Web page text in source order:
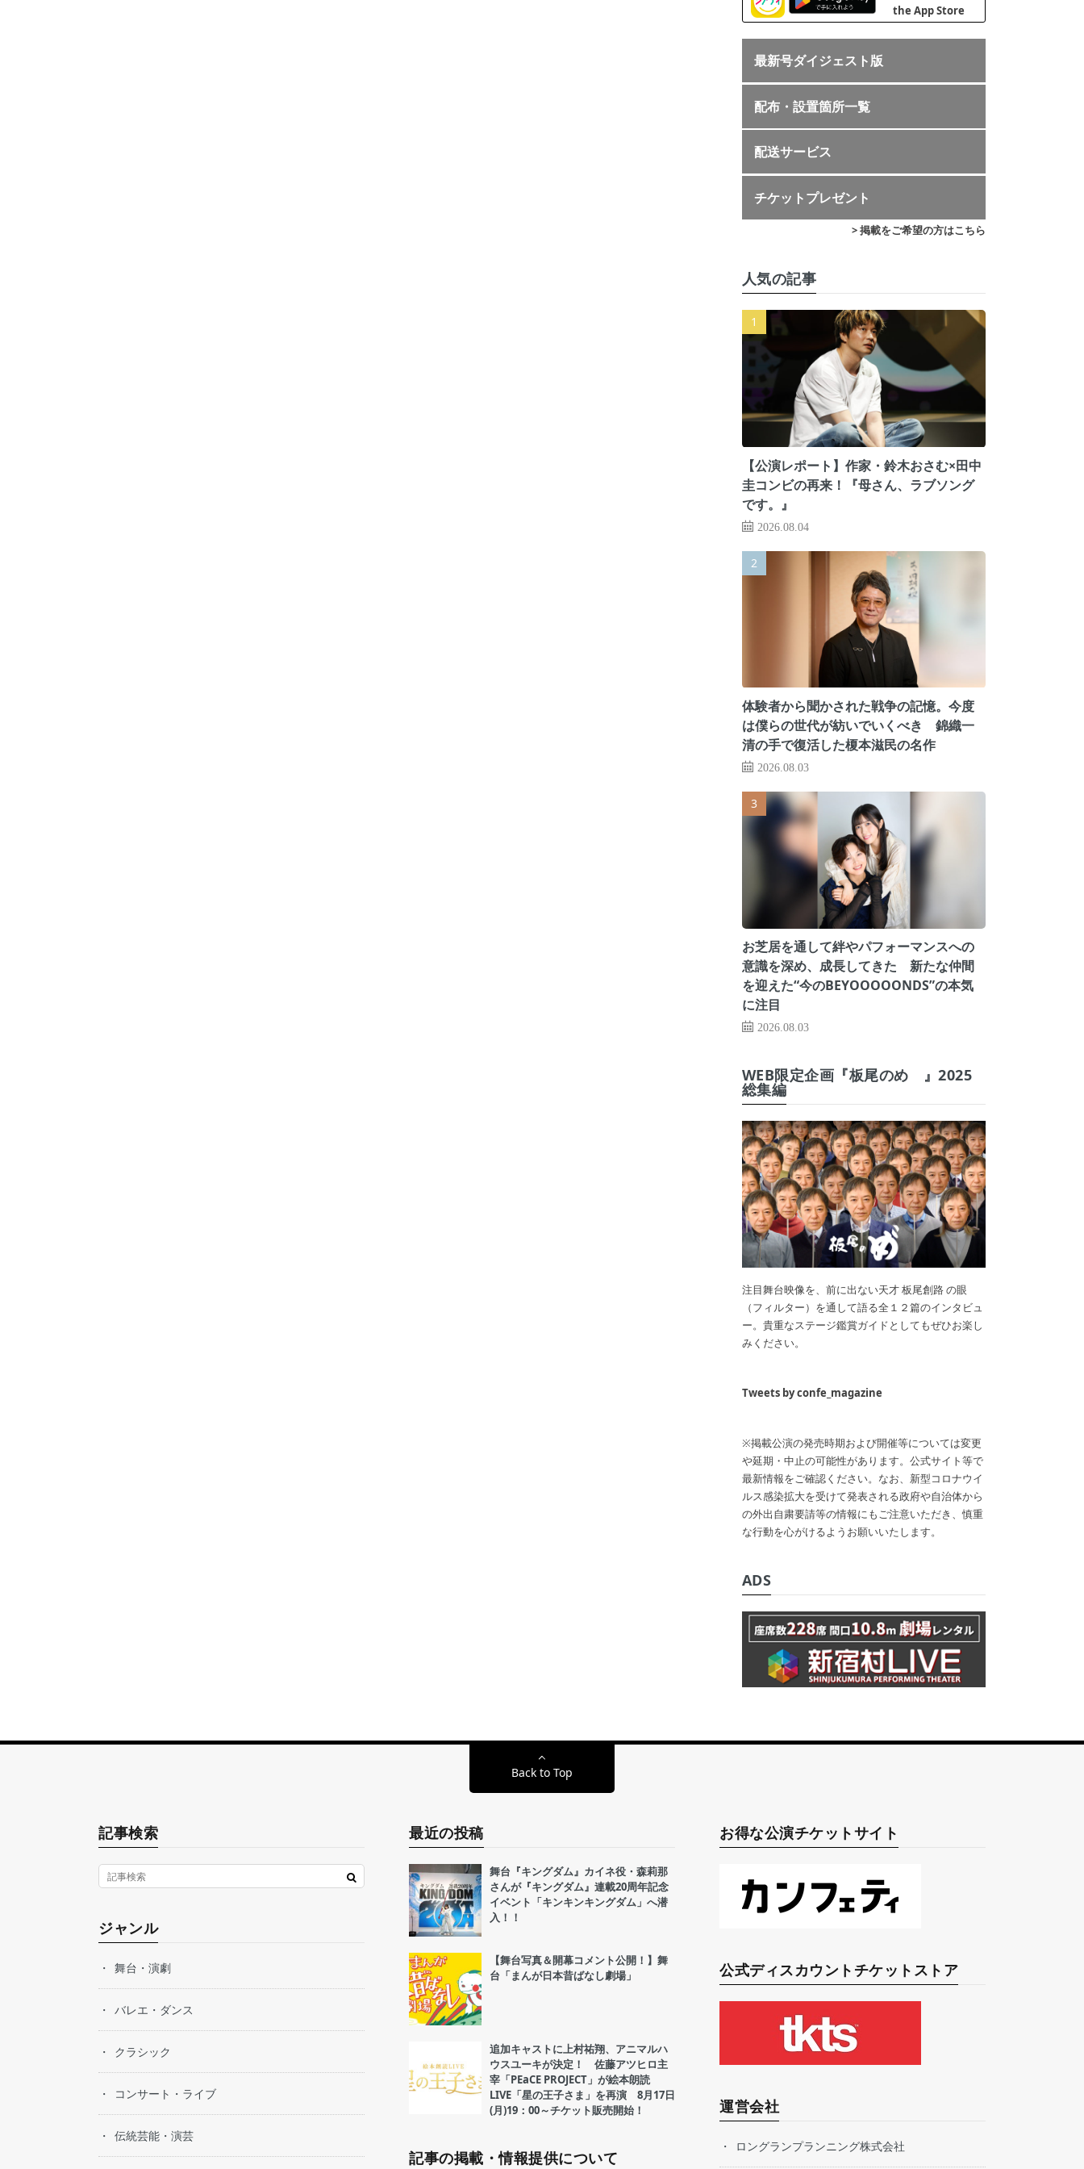
最新号ダイジェスト版
配布・設置箇所一覧
配送サービス
チケットプレゼント
> 掲載をご希望の方はこちら
人気の記事
【公演レポート】作家・鈴木おさむ×田中
圭コンビの再来！『母さん、ラブソング
です。』
2026.08.04
体験者から聞かされた戦争の記憶。今度
は僕らの世代が紡いでいくべき 錦織一
清の手で復活した榎本滋民の名作
2026.08.03
お芝居を通して絆やパフォーマンスへの
意識を深め、成長してきた 新たな仲間
を迎えた“今のBEYOOOOONDS”の本気
に注目
2026.08.03
WEB限定企画『板尾のめ゙』2025
総集編
注目舞台映像を、前に出ない天才 板尾創路 の眼
（フィルター）を通して語る全１２篇のインタビュ
ー。貴重なステージ鑑賞ガイドとしてもぜひお楽し
みください。
Tweets by confe_magazine
※掲載公演の発売時期および開催等については変更
や延期・中止の可能性があります。公式サイト等で
最新情報をご確認ください。なお、新型コロナウイ
ルス感染拡大を受けて発表される政府や自治体から
の外出自粛要請等の情報にもご注意いただき、慎重
な行動を心がけるようお願いいたします。
ADS
Back to Top
記事検索
ジャンル
舞台・演劇
バレエ・ダンス
クラシック
コンサート・ライブ
伝統芸能・演芸
最近の投稿
舞台『キングダム』カイネ役・森莉那
さんが『キングダム』連載20周年記念
イベント「キンキンキングダム」へ潜
入！！
【舞台写真＆開幕コメント公開！】舞
台「まんが日本昔ばなし劇場」
追加キャストに上村祐翔、アニマルハ
ウスユーキが決定！ 佐藤アツヒロ主
宰「PEaCE PROJECT」が絵本朗読
LIVE「星の王子さま」を再演 8月17日
(月)19：00～チケット販売開始！
記事の掲載・情報提供について
お得な公演チケットサイト
公式ディスカウントチケットストア
運営会社
ロングランプランニング株式会社